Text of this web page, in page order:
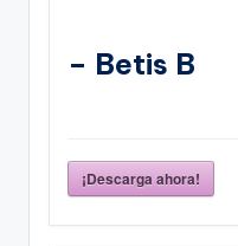
– Betis B
¡Descarga ahora!